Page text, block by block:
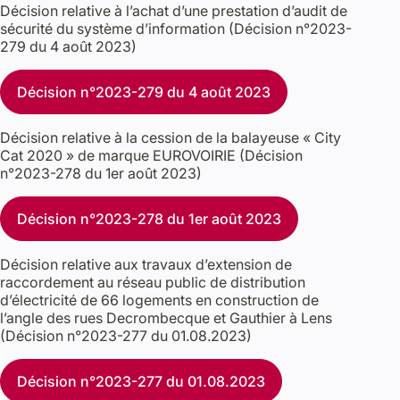
Décision relative à l’achat d’une prestation d’audit de
sécurité du système d’information (Décision n°2023-
279 du 4 août 2023)
Décision n°2023-279 du 4 août 2023
Décision relative à la cession de la balayeuse « City
Cat 2020 » de marque EUROVOIRIE (Décision
n°2023-278 du 1er août 2023)
Décision n°2023-278 du 1er août 2023
Décision relative aux travaux d’extension de
raccordement au réseau public de distribution
d’électricité de 66 logements en construction de
l’angle des rues Decrombecque et Gauthier à Lens
(Décision n°2023-277 du 01.08.2023)
Décision n°2023-277 du 01.08.2023